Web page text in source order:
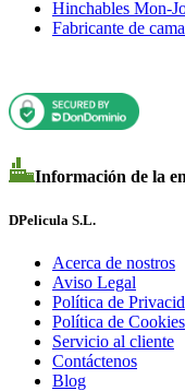
Hinchables Mon-
Fabricante de
Información de la
DPelicula S.L.
Acerca de nostros
Aviso Legal
Política de
Política de Cookies
Servicio al cliente
Contáctenos
Blog